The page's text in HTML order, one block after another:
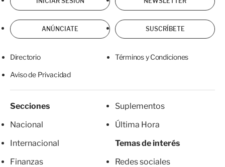
ANÚNCIATE SUSCRÍBETE
Directorio Términos y Condiciones
Aviso de Privacidad
Secciones
Nacional
Internacional
Finanzas
Suplementos
Última Hora
Temas de interés
Redes sociales